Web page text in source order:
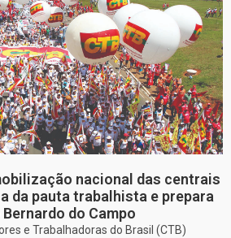
nacional das centrais
da pauta trabalhista e prepara
do Campo
e Trabalhadoras do Brasil (CTB)